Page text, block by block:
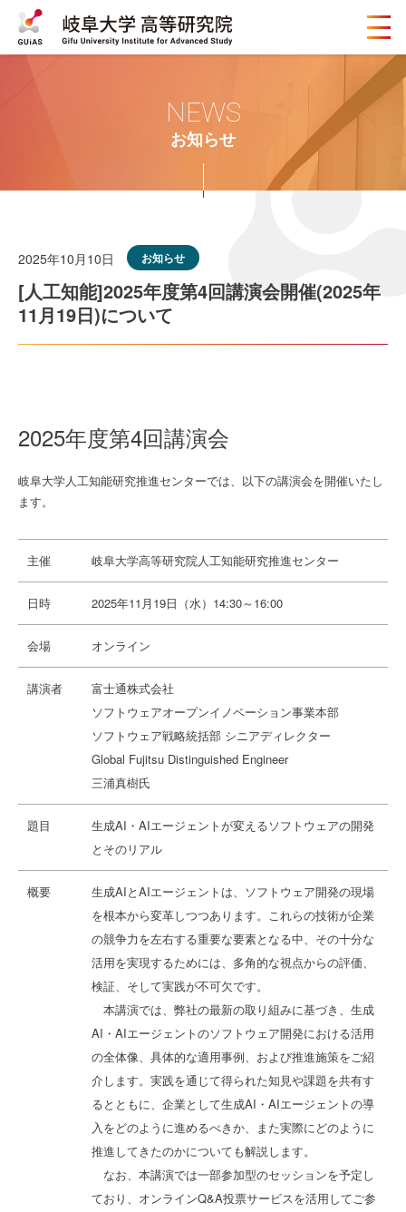
メ
ニ
ュ
ー
ボ
お知らせ
NEWS
2025年10月10日 お知らせ
[人工知能]2025年度第4回講演会開催(2025年
11月19日)について
2025年度第4回講演会
岐阜大学人工知能研究推進センターでは、以下の講演会を開催いたし
ます。
主催 岐阜大学高等研究院人工知能研究推進センター
日時 2025年11月19日（水）14:30～16:00
会場 オンライン
講演者
富士通株式会社
ソフトウェアオープンイノベーション事業本部
ソフトウェア戦略統括部 シニアディレクター
Global Fujitsu Distinguished Engineer
三浦真樹氏
題目
生成AI・AIエージェントが変えるソフトウェアの開発
とそのリアル
概要
生成AIとAIエージェントは、ソフトウェア開発の現場
を根本から変革しつつあります。これらの技術が企業
の競争力を左右する重要な要素となる中、その十分な
活用を実現するためには、多角的な視点からの評価、
検証、そして実践が不可欠です。
本講演では、弊社の最新の取り組みに基づき、生成
AI・AIエージェントのソフトウェア開発における活用
の全体像、具体的な適用事例、および推進施策をご紹
介します。実践を通じて得られた知見や課題を共有す
るとともに、企業として生成AI・AIエージェントの導
入をどのように進めるべきか、また実際にどのように
推進してきたのかについても解説します。
なお、本講演では一部参加型のセッションを予定し
ており、オンラインQ&A投票サービスを活用してご参